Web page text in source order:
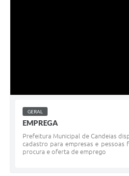
GERAL
EMPREGA
Prefeitura Municipal de Candeias
cadastro para empresas e pessoas
procura e oferta de emprego